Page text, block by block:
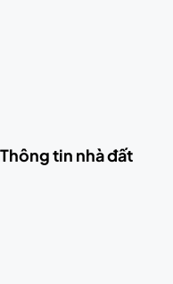
Thông tin nhà đất